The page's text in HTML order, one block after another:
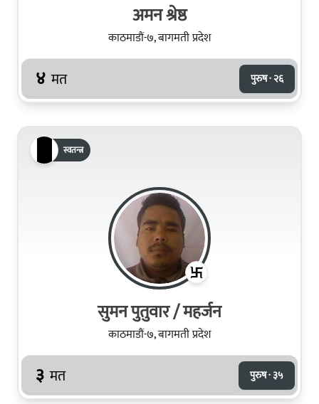
अमन श्रेष्ठ
काठमाडौं-७, बागमती प्रदेश
४ मत पुरुष · २६
स्वतन्त्र
सुमन पुतुवार / महर्जन
काठमाडौं-७, बागमती प्रदेश
३ मत पुरुष · ३५